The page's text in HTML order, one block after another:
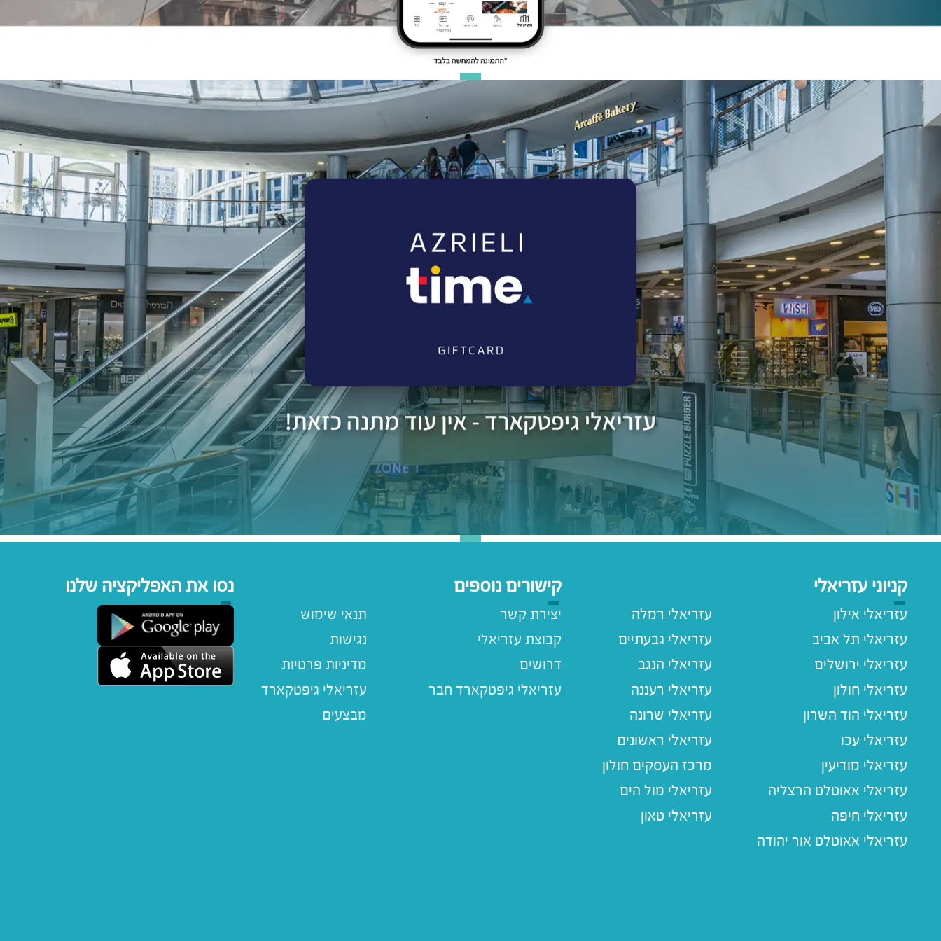
קניוני עזריאלי
עזריאלי אילון
עזריאלי תל אביב
עזריאלי ירושלים
עזריאלי חולון
עזריאלי הוד השרון
עזריאלי עכו
עזריאלי מודיעין
עזריאלי אאוטלט הרצליה
עזריאלי חיפה
עזריאלי אאוטלט אור יהודה
עזריאלי רמלה
עזריאלי גבעתיים
עזריאלי הנגב
עזריאלי רעננה
עזריאלי שרונה
עזריאלי ראשונים
מרכז העסקים חולון
עזריאלי מול הים
עזריאלי טאון
קישורים נוספים
תנאי שימוש
נגישות
מדיניות פרטיות
עזריאלי גיפטקארד
מבצעים
יצירת קשר
קבוצת עזריאלי
דרושים
נסו את האפליקציה שלנו